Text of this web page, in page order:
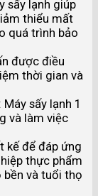
sấy lạnh giúp
thiểu mất
quá trình bảo
được điều
thời gian và
sấy lạnh 1
và làm việc
kế để đáp ứng
thực phẩm
bền và tuổi thọ